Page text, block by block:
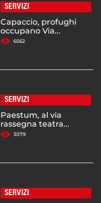
SERVIZI
Capaccio, profughi
occupano Via...
6562
SERVIZI
Paestum, al via
rassegna teatra...
3079
SERVIZI